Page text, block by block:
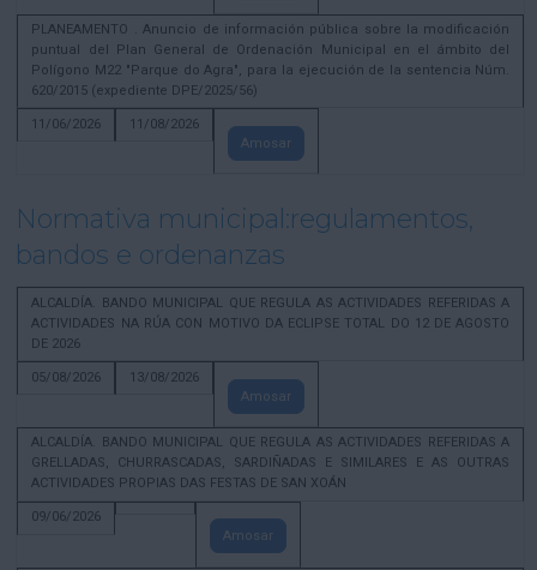
PLANEAMENTO . Anuncio de información pública sobre la modificación
puntual del Plan General de Ordenación Municipal en el ámbito del
Polígono M22 "Parque do Agra", para la ejecución de la sentencia Núm.
620/2015 (expediente DPE/2025/56)
11/06/2026
11/08/2026
Amosar
Normativa municipal:regulamentos,
bandos e ordenanzas
ALCALDÍA. BANDO MUNICIPAL QUE REGULA AS ACTIVIDADES REFERIDAS A
ACTIVIDADES NA RÚA CON MOTIVO DA ECLIPSE TOTAL DO 12 DE AGOSTO
DE 2026
05/08/2026
13/08/2026
Amosar
ALCALDÍA. BANDO MUNICIPAL QUE REGULA AS ACTIVIDADES REFERIDAS A
GRELLADAS, CHURRASCADAS, SARDIÑADAS E SIMILARES E AS OUTRAS
ACTIVIDADES PROPIAS DAS FESTAS DE SAN XOÁN
09/06/2026
Amosar